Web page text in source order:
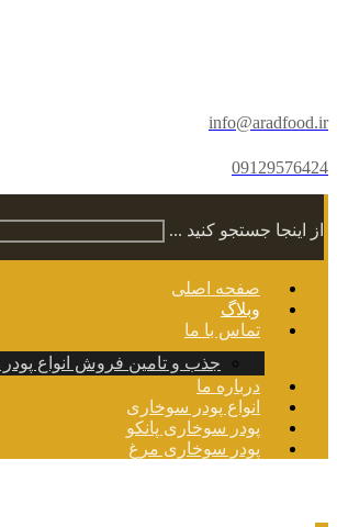
info@aradfood.ir
09129576424
از اینجا جستجو کنید ...
صفحه اصلی
وبلاگ
تماس با ما
جذب و تامین فروش انواع
درباره ما
انواع پودر سوخاری
پودر سوخاری پانکو
پودر سوخاری مرغ